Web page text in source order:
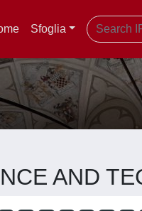
Sfoglia
AND